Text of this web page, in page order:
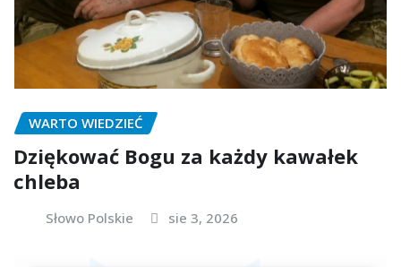
WARTO WIEDZIEĆ
Dziękować Bogu za każdy kawałek
chleba
Słowo Polskie sie 3, 2026